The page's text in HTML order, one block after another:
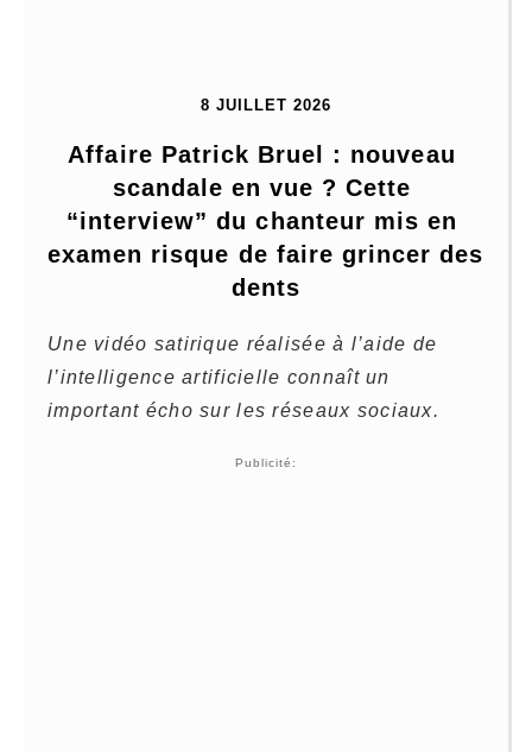
8 JUILLET 2026
Affaire Patrick Bruel : nouveau
scandale en vue ? Cette
“interview” du chanteur mis en
examen risque de faire grincer des
dents
Une vidéo satirique réalisée à l’aide de
l’intelligence artificielle connaît un
important écho sur les réseaux sociaux.
Publicité: